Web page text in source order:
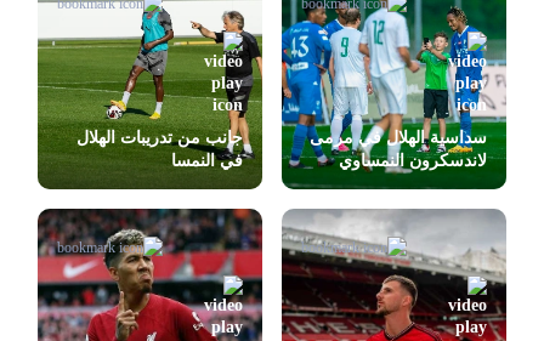
سداسية الهلال في مرمى
لاندسكرون النمساوي
جانب من تدريبات الهلال
في النمسا